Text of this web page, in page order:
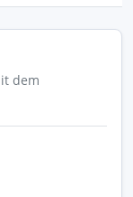
dem